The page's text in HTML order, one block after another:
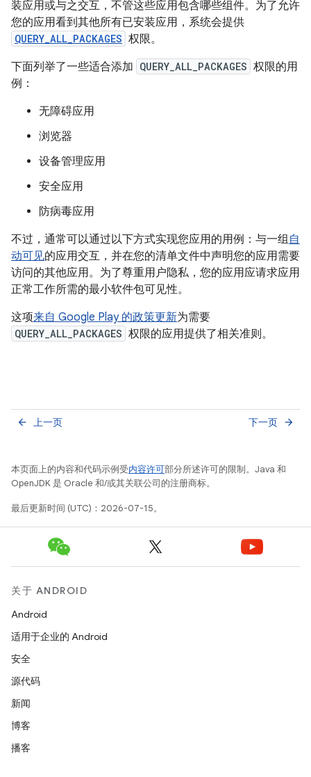
装应用或与之交互，不管这些应用包含哪些组件。为了允许
您的应用看到其他所有已安装应用，系统会提供
QUERY_ALL_PACKAGES 权限。
下面列举了一些适合添加 QUERY_ALL_PACKAGES 权限的用
例：
无障碍应用
浏览器
设备管理应用
安全应用
防病毒应用
不过，通常可以通过以下方式实现您应用的用例：与一组自
动可见的应用交互，并在您的清单文件中声明您的应用需要
访问的其他应用。为了尊重用户隐私，您的应用应请求应用
正常工作所需的最小软件包可见性。
这项来自 Google Play 的政策更新为需要
QUERY_ALL_PACKAGES 权限的应用提供了相关准则。
上一页
arrow_back 下一页 arrow_forward
本页面上的内容和代码示例受内容许可部分所述许可的限制。Java 和
OpenJDK 是 Oracle 和/或其关联公司的注册商标。
最后更新时间 (UTC)：2026-07-15。
关于 ANDROID
Android
适用于企业的 Android
安全
源代码
新闻
博客
播客